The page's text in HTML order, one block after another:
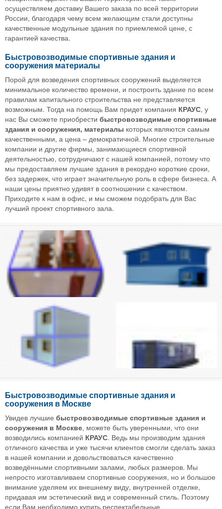
осуществляем доставку Вашего заказа по всей территории
России, благодаря чему всем желающим стали доступны
качественные модульные здания по приемлемой цене, с
гарантией качества.
Быстровозводимые спортивные здания и
сооружения материалы
Порой для возведения спортивных сооружений выделяется
минимальное количество времени, и построить здание по всем
правилам капитального строительства не представляется
возможным. Тогда на помощь Вам придет компания КРАУС, у
нас Вы сможете приобрести быстровозводимые спортивные
здания и сооружения, материалы которых являются самым
качественными, а цена – демократичной. Многие строительные
компании и другие фирмы, занимающиеся спортивной
деятельностью, сотрудничают с нашей компанией, потому что
мы предоставляем лучшие здания в рекордно короткие сроки,
без задержек, что играет значительную роль в сфере бизнеса. А
наши цены приятно удивят в соотношении с качеством.
Приходите к нам в офис, и мы сможем подобрать для Вас
лучший проект спортивного зала.
Быстровозводимые спортивные здания и
сооружения в Москве
Увидев лучшие быстровозводимые спортивные здания и
сооружения в Москве, можете быть уверенными, что они
возводились компанией КРАУС. Ведь мы производим здания
отличного качества и уже тысячи клиентов смогли сделать заказ
в нашей компании и довольствоваться качественно
возведёнными спортивными залами, любых размеров. Мы
непросто изготавливаем спортивные сооружения, но и большое
внимание уделяем их внешнему виду, внутренней отделке,
придавая им эстетический вид и современный стиль. Поэтому
если Вам необходимо купить респектабельные